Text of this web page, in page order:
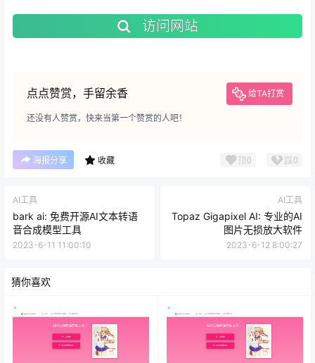
访问网站
点点赞赏，手留余香 给TA打赏
还没有人赞赏，快来当第一个赞赏的人吧！
海报分享 收藏 顶0 踩0
AI工具
bark ai: 免费开源AI文本转语
音合成模型工具
2023-6-11 11:00:10
AI工具
Topaz Gigapixel AI: 专业的AI
图片无损放大软件
2023-6-12 8:00:27
猜你喜欢